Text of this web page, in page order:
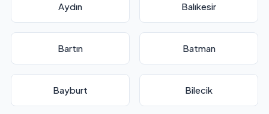
Aydın Balıkesir
Bartın Batman
Bayburt Bilecik